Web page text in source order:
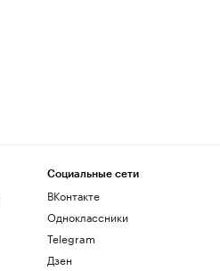
Социальные сети
ВКонтакте
Одноклассники
Telegram
Дзен